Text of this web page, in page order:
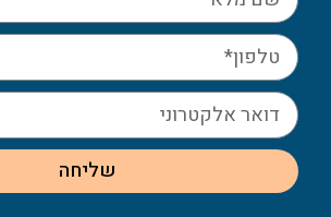
שליחה